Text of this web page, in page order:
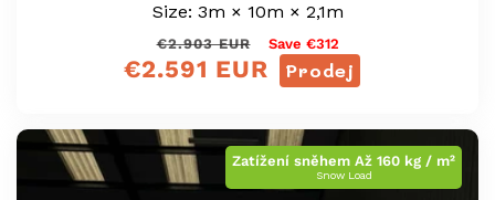
Size: 3m × 10m × 2,1m
Běžná
cena
€2.903 EUR Save €312
Prodej
Výprodejová
cena
€2.591 EUR
Zatížení sněhem Až 160 kg / m²
Snow Load